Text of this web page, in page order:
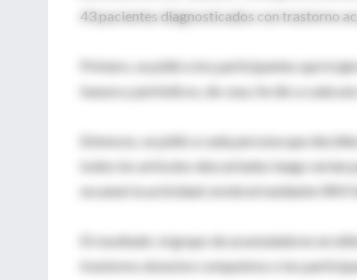
43 pacientes diagnosticados con trastorno
Primero, se pidió a los participantes que
basura y periódicos, de casa. Se dio a cada
Entonces, se pidió a cada persona que
todos los artículos descartados luego
escaneó la actividad cerebral mediante IRM
El resultado: el grupo de acumuladores en
trastorno obsesivo compulsivo o los